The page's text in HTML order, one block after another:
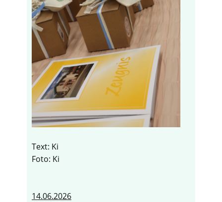
Text: Ki
Foto: Ki
14.06.2026